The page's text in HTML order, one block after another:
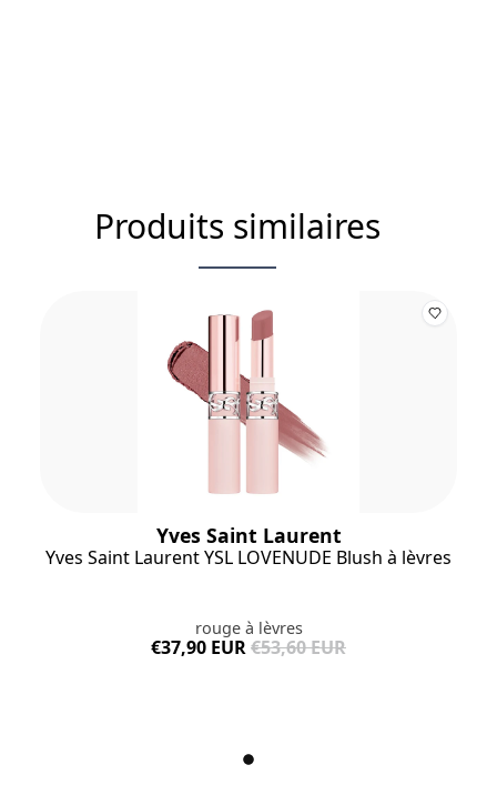
Produits similaires
Yves Saint Laurent
Yves Saint Laurent YSL LOVENUDE Blush à lèvres
rouge à lèvres
€37,90 EUR€53,60 EUR